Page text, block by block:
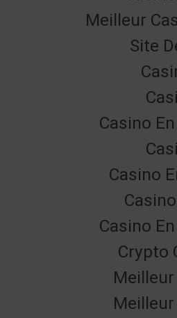
Meilleur
Site
Casino
Casino
Casino
Crypto